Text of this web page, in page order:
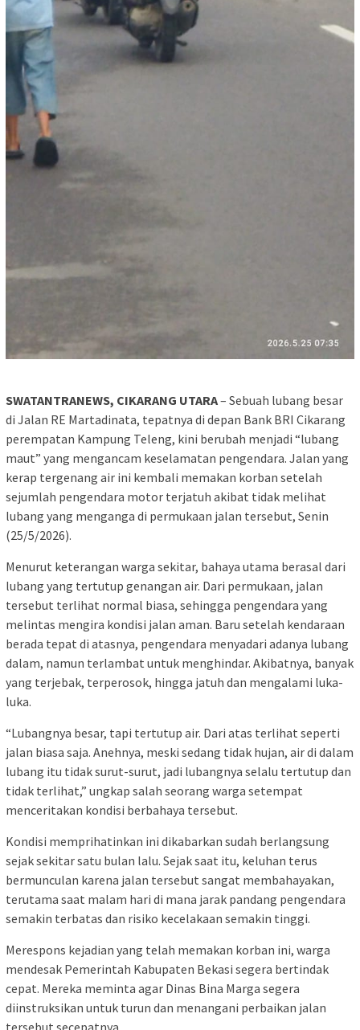
SWATANTRANEWS, CIKARANG UTARA– Sebuah lubang besar
di Jalan RE Martadinata, tepatnya di depan Bank BRI Cikarang
perempatan Kampung Teleng, kini berubah menjadi “lubang
maut” yang mengancam keselamatan pengendara. Jalan yang
kerap tergenang air ini kembali memakan korban setelah
sejumlah pengendara motor terjatuh akibat tidak melihat
lubang yang menganga di permukaan jalan tersebut, Senin
(25/5/2026).
Menurut keterangan warga sekitar, bahaya utama berasal dari
lubang yang tertutup genangan air. Dari permukaan, jalan
tersebut terlihat normal biasa, sehingga pengendara yang
melintas mengira kondisi jalan aman. Baru setelah kendaraan
berada tepat di atasnya, pengendara menyadari adanya lubang
dalam, namun terlambat untuk menghindar. Akibatnya, banyak
yang terjebak, terperosok, hingga jatuh dan mengalami luka-
luka.
“Lubangnya besar, tapi tertutup air. Dari atas terlihat seperti
jalan biasa saja. Anehnya, meski sedang tidak hujan, air di dalam
lubang itu tidak surut-surut, jadi lubangnya selalu tertutup dan
tidak terlihat,” ungkap salah seorang warga setempat
menceritakan kondisi berbahaya tersebut.
Kondisi memprihatinkan ini dikabarkan sudah berlangsung
sejak sekitar satu bulan lalu. Sejak saat itu, keluhan terus
bermunculan karena jalan tersebut sangat membahayakan,
terutama saat malam hari di mana jarak pandang pengendara
semakin terbatas dan risiko kecelakaan semakin tinggi.
Merespons kejadian yang telah memakan korban ini, warga
mendesak Pemerintah Kabupaten Bekasi segera bertindak
cepat. Mereka meminta agar Dinas Bina Marga segera
diinstruksikan untuk turun dan menangani perbaikan jalan
tersebut secepatnya.